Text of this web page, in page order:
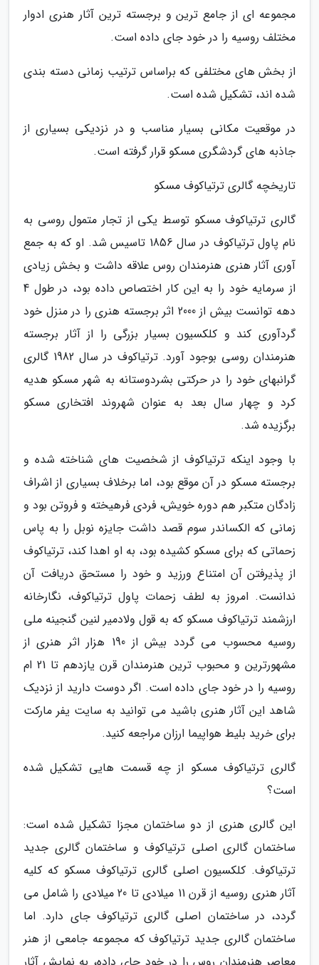
مجموعه ای از جامع ترین و برجسته ترین آثار هنری ادوار
مختلف روسیه را در خود جای داده است.
از بخش های مختلفی که براساس ترتیب زمانی دسته بندی
شده اند، تشکیل شده است.
در موقعیت مکانی بسیار مناسب و در نزدیکی بسیاری از
جاذبه های گردشگری مسکو قرار گرفته است.
تاریخچه گالری ترتیاکوف مسکو
گالری ترتیاکوف مسکو توسط یکی از تجار متمول روسی به
نام پاول ترتیاکوف در سال 1856 تاسیس شد. او که به جمع
آوری آثار هنری هنرمندان روس علاقه داشت و بخش زیادی
از سرمایه خود را به این کار اختصاص داده بود، در طول 4
دهه توانست بیش از 2000 اثر برجسته هنری را در منزل خود
گردآوری کند و کلکسیون بسیار بزرگی را از آثار برجسته
هنرمندان روسی بوجود آورد. ترتیاکوف در سال 1982 گالری
گرانبهای خود را در حرکتی بشردوستانه به شهر مسکو هدیه
کرد و چهار سال بعد به عنوان شهروند افتخاری مسکو
برگزیده شد.
با وجود اینکه ترتیاکوف از شخصیت های شناخته شده و
برجسته مسکو در آن موقع بود، اما برخلاف بسیاری از اشراف
زادگان متکبر هم دوره خویش، فردی فرهیخته و فروتن بود و
زمانی که الکساندر سوم قصد داشت جایزه نوبل را به پاس
زحماتی که برای مسکو کشیده بود، به او اهدا کند، ترتیاکوف
از پذیرفتن آن امتناع ورزید و خود را مستحق دریافت آن
ندانست. امروز به لطف زحمات پاول ترتیاکوف، نگارخانه
ارزشمند ترتیاکوف مسکو که به قول ولادمیر لنین گنجینه ملی
روسیه محسوب می گردد بیش از 190 هزار اثر هنری از
مشهورترین و محبوب ترین هنرمندان قرن یازدهم تا 21 ام
روسیه را در خود جای داده است. اگر دوست دارید از نزدیک
شاهد این آثار هنری باشید می توانید به سایت یفر مارکت
برای خرید بلیط هواپیما ارزان مراجعه کنید.
گالری ترتیاکوف مسکو از چه قسمت هایی تشکیل شده
است؟
این گالری هنری از دو ساختمان مجزا تشکیل شده است:
ساختمان گالری اصلی ترتیاکوف و ساختمان گالری جدید
ترتیاکوف. کلکسیون اصلی گالری ترتیاکوف مسکو که کلیه
آثار هنری روسیه از قرن 11 میلادی تا 20 میلادی را شامل می
گردد، در ساختمان اصلی گالری ترتیاکوف جای دارد. اما
ساختمان گالری جدید ترتیاکوف که مجموعه جامعی از هنر